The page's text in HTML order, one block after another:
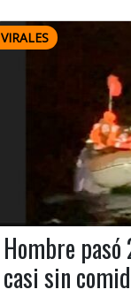
VIRALES
Hombre
casi sin